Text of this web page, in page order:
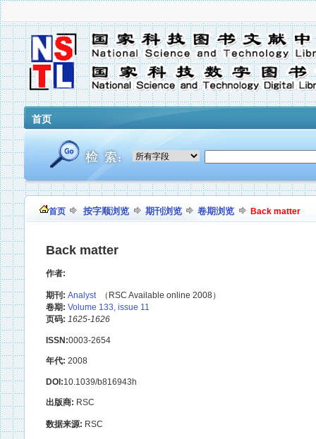
首页
首页 按字顺浏览 期刊浏览 卷期浏览 Back matter
Back matter
作者:
期刊: Analyst（RSC Available online 2008）
卷期: Volume 133, issue 11
页码: 1625-1626
ISSN:0003-2654
年代: 2008
DOI:10.1039/b816943h
出版商: RSC
数据来源: RSC